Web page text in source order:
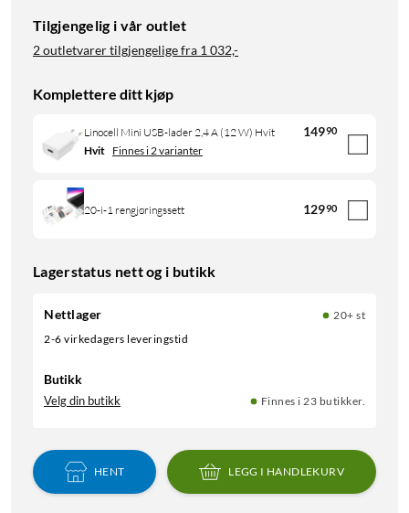
Tilgjengelig i vår outlet
2 outletvarer tilgjengelige fra 1 032,-
Komplettere ditt kjøp
Linocell Mini USB-lader 2,4 A (12 W) Hvit 14990
Hvit Finnes i 2 varianter
20-i-1 rengjøringssett 12990
Lagerstatus nett og i butikk
Nettlager
20+ st
2-6 virkedagers leveringstid
Butikk
Velg din butikk Finnes i 23 butikker.
HENT LEGG I HANDLEKURV